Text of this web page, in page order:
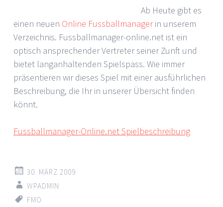
Ab Heute gibt es
einen neuen Online Fussballmanagerin unserem
Verzeichnis. Fussballmanager-online.net ist ein
optisch ansprechender Vertreter seiner Zunft und
bietet langanhaltenden Spielspass. Wie immer
präsentieren wir dieses Spiel mit einer ausführlichen
Beschreibung, die Ihr in unserer Übersicht finden
könnt.
Fussballmanager-Online.net Spielbeschreibung
30. MÄRZ 2009
WPADMIN
FMO